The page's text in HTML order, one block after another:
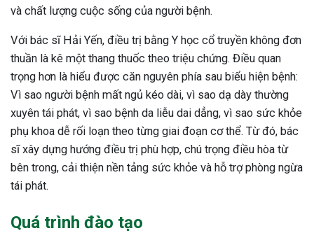
và chất lượng cuộc sống của người bệnh.
Với bác sĩ Hải Yến, điều trị bằng Y học cổ truyền không đơn
thuần là kê một thang thuốc theo triệu chứng. Điều quan
trọng hơn là hiểu được căn nguyên phía sau biểu hiện bệnh:
Vì sao người bệnh mất ngủ kéo dài, vì sao dạ dày thường
xuyên tái phát, vì sao bệnh da liễu dai dẳng, vì sao sức khỏe
phụ khoa dễ rối loạn theo từng giai đoạn cơ thể. Từ đó, bác
sĩ xây dựng hướng điều trị phù hợp, chú trọng điều hòa từ
bên trong, cải thiện nền tảng sức khỏe và hỗ trợ phòng ngừa
tái phát.
Quá trình đào tạo